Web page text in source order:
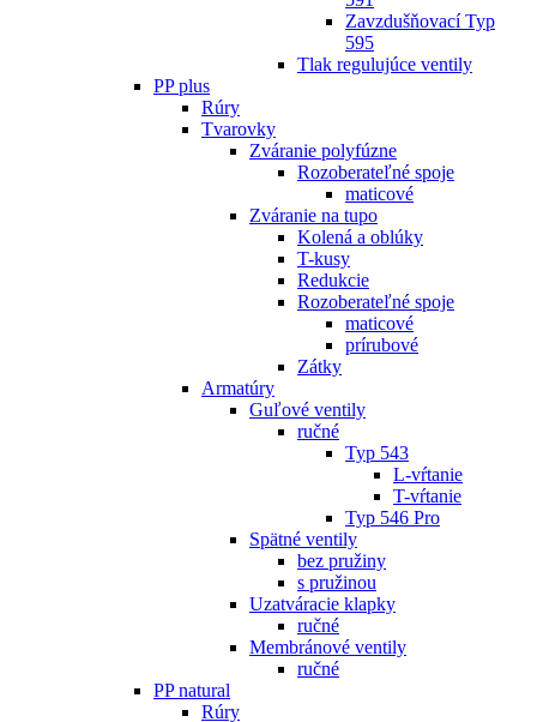
Zavzdušňovací Typ
595
Tlak regulujúce ventily
PP plus
Rúry
Tvarovky
Zváranie polyfúzne
Rozoberateľné spoje
maticové
Zváranie na tupo
Kolená a oblúky
T-kusy
Redukcie
Rozoberateľné spoje
maticové
prírubové
Zátky
Armatúry
Guľové ventily
ručné
Typ 543
L-vŕtanie
T-vŕtanie
Typ 546 Pro
Spätné ventily
bez pružiny
s pružinou
Uzatváracie klapky
ručné
Membránové ventily
ručné
PP natural
Rúry